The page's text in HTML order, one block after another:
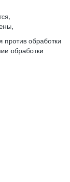
обработки
обработки